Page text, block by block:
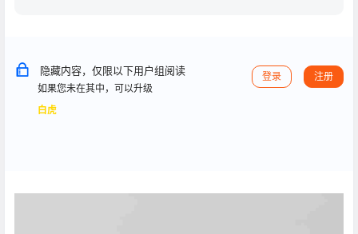
隐藏内容，仅限以下用户组阅读
如果您未在其中，可以升级
白虎
登录 注册